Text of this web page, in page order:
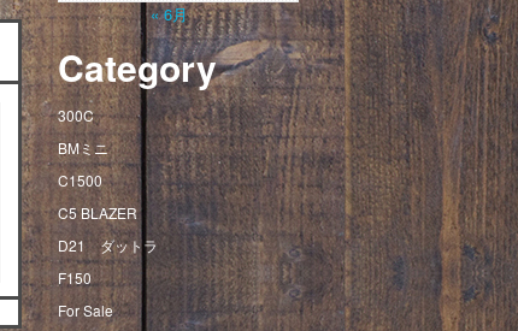
« 6月
Category
300C
BMミニ
C1500
C5 BLAZER
D21 ダットラ
F150
For Sale